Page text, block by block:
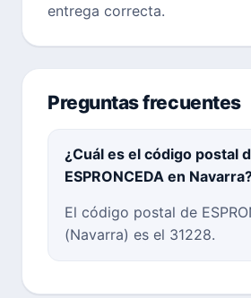
entrega correcta.
Preguntas frecuentes
¿Cuál es el código postal
ESPRONCEDA en
El código postal de
(Navarra) es el 31228.